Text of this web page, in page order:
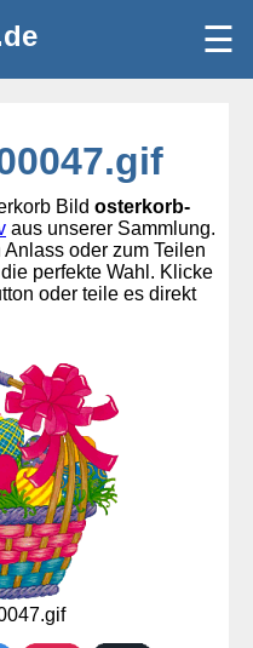
☰
Bild osterkorb-
aus unserer Sammlung.
oder zum Teilen
perfekte Wahl. Klicke
oder teile es direkt